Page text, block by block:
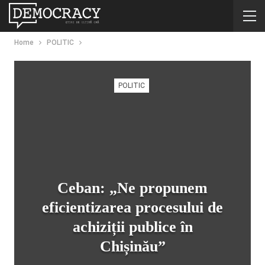
Home POLITIC
POLITIC
Ceban: „Ne propunem
eficientizarea procesului de
achiziții publice în
Chișinău”